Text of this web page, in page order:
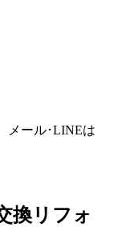
ール･LINEは
換リフォ